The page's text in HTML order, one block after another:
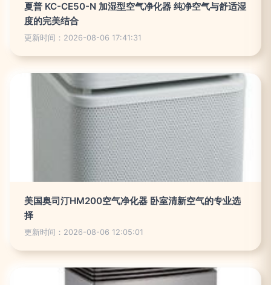
夏普 KC-CE50-N 加湿型空气净化器 纯净空气与舒适湿
度的完美结合
更新时间：2026-08-06 17:41:31
美国奥司汀HM200空气净化器 卧室清新空气的专业选
择
更新时间：2026-08-06 12:05:01